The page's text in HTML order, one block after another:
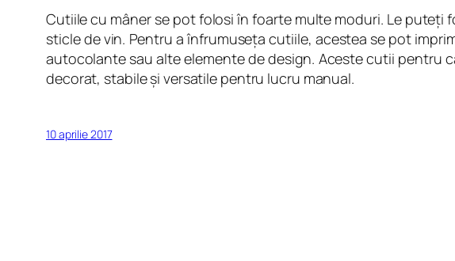
Cutiile cu mâner se pot folosi în foarte multe moduri. Le
sticle de vin. Pentru a înfrumuseţa cutiile, acestea se pot
autocolante sau alte elemente de design. Aceste cutii pentru
decorat, stabile şi versatile pentru lucru manual.
10 aprilie 2017